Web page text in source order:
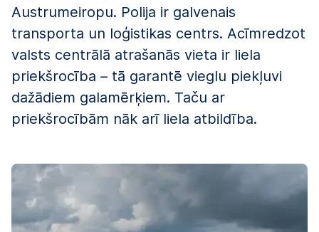
Austrumeiropu. Polija ir galvenais
transporta un loģistikas centrs. Acīmredzot
valsts centrālā atrašanās vieta ir liela
priekšrocība – tā garantē vieglu piekļuvi
dažādiem galamērķiem. Taču ar
priekšrocībām nāk arī liela atbildība.